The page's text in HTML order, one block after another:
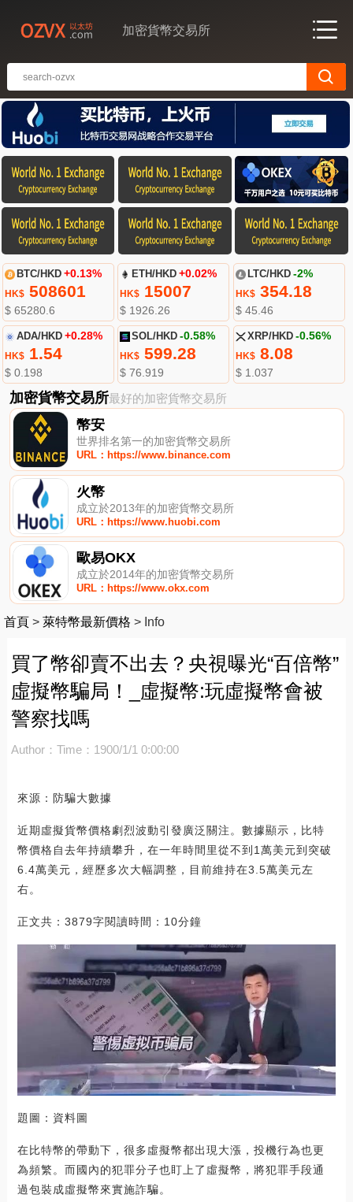
加密貨幣交易所
BTC/HKD +0.13%
HK$508601
$ 65280.6
ETH/HKD +0.02%
HK$ 15007
$ 1926.26
LTC/HKD -2%
HK$354.18
$ 45.46
ADA/HKD +0.28%
HK$1.54
$ 0.198
SOL/HKD -0.58%
HK$ 599.28
$ 76.919
XRP/HKD -0.56%
HK$8.08
$ 1.037
加密貨幣交易所最好的加密貨幣交易所
幣安
世界排名第一的加密貨幣交易所
URL：https://www.binance.com
火幣
成立於2013年的加密貨幣交易所
URL：https://www.huobi.com
歐易OKX
成立於2014年的加密貨幣交易所
URL：https://www.okx.com
首頁 > 萊特幣最新價格 > Info
買了幣卻賣不出去？央視曝光“百倍幣”
虛擬幣騙局！_虛擬幣:玩虛擬幣會被
警察找嗎
Author： Time：1900/1/1 0:00:00
來源：防騙大數據
近期虛擬貨幣價格劇烈波動引發廣泛關注。數據顯示，比特
幣價格自去年持續攀升，在一年時間里從不到1萬美元到突破
6.4萬美元，經歷多次大幅調整，目前維持在3.5萬美元左
右。
正文共：3879字閱讀時間：10分鐘
題圖：資料圖
在比特幣的帶動下，很多虛擬幣都出現大漲，投機行為也更
為頻繁。而國內的犯罪分子也盯上了虛擬幣，將犯罪手段通
過包裝成虛擬幣來實施詐騙。